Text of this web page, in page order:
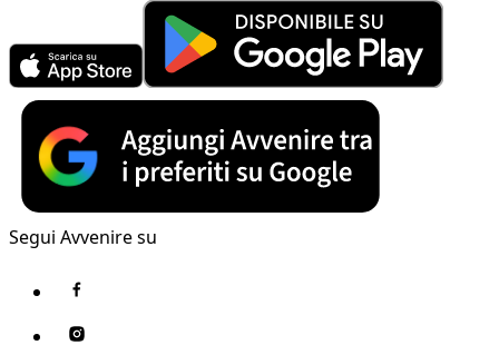
Segui Avvenire su